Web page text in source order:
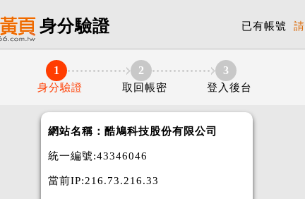
身分驗證 已有帳號
1
身分驗證
2
取回帳密
3
登入後台
網站名稱：酷鳩科技股份有限公司
統一編號:43346046
當前IP:216.73.216.33